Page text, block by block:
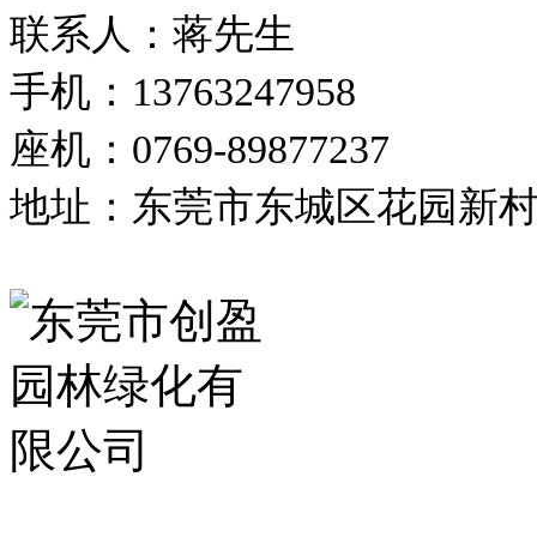
联系人：蒋先生
手机：13763247958
座机：0769-89877237
地址：东莞市东城区花园新